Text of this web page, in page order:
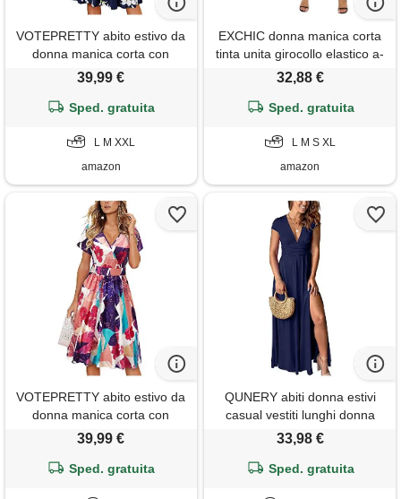
VOTEPRETTY abito estivo da
donna manica corta con
scollo a v e avvolgente abito
39,99 €
Sped. gratuita
L M XXL
amazon
EXCHIC donna manica corta
tinta unita girocollo elastico a-
line vestito casuale eleganti
acciaio)
32,88 €
Sped. gratuita
L M S XL
amazon
VOTEPRETTY abito estivo da
donna manica corta con
scollo a v e avvolgente abito
39,99 €
Sped. gratuita
QUNERY abiti donna estivi
casual vestiti lunghi donna
estivi manica corta vestito
linea ad a con spacco maxi
33,98 €
Sped. gratuita